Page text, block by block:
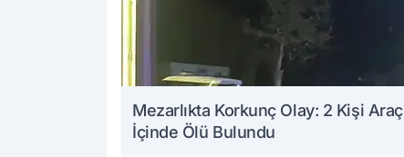
Mezarlıkta Korkunç Olay: 2 Kişi Araç
İçinde Ölü Bulundu